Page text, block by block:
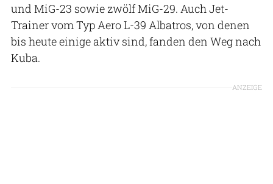
und MiG-23 sowie zwölf MiG-29. Auch Jet-
Trainer vom Typ Aero L-39 Albatros, von denen
bis heute einige aktiv sind, fanden den Weg nach
Kuba.
ANZEIGE